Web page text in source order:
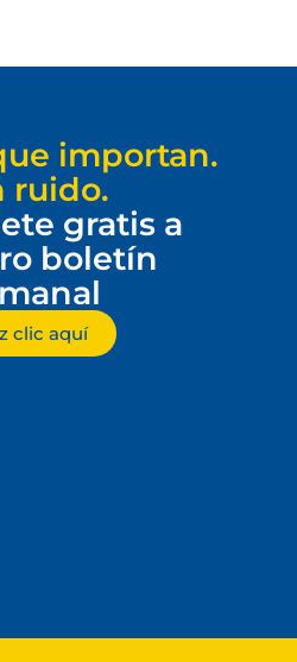
importan.
ruido.
gratis a
boletín
clic aquí